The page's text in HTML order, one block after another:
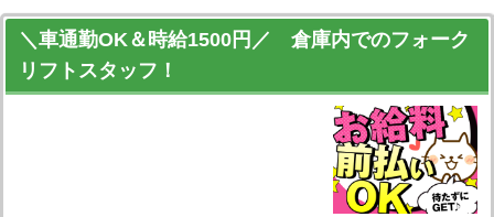
＼車通勤OK＆時給1500円／ 倉庫内でのフォーク
リフトスタッフ！